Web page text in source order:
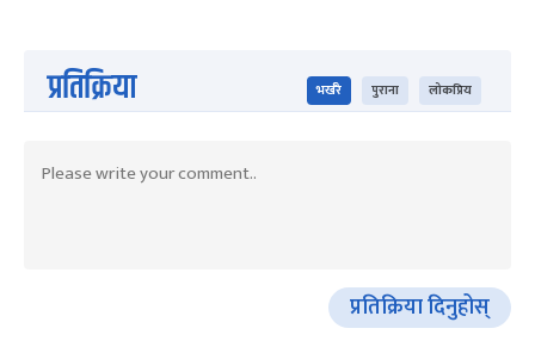
प्रतिक्रिया भर्खरै पुराना लोकप्रिय
प्रतिक्रिया दिनुहोस्